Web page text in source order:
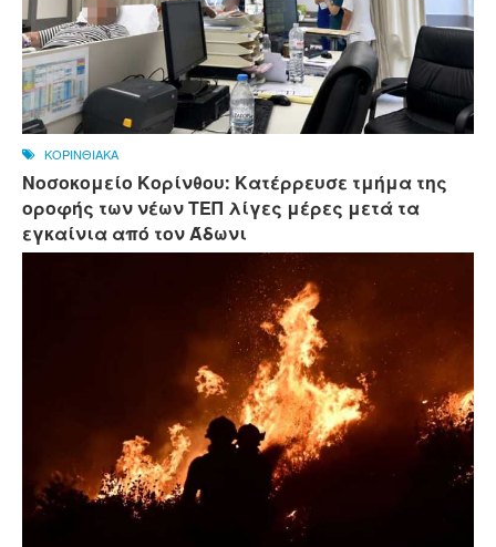
ΚΟΡΙΝΘΙΑΚΑ
Νοσοκομείο Κορίνθου: Κατέρρευσε τμήμα της
οροφής των νέων ΤΕΠ λίγες μέρες μετά τα
εγκαίνια από τον Άδωνι